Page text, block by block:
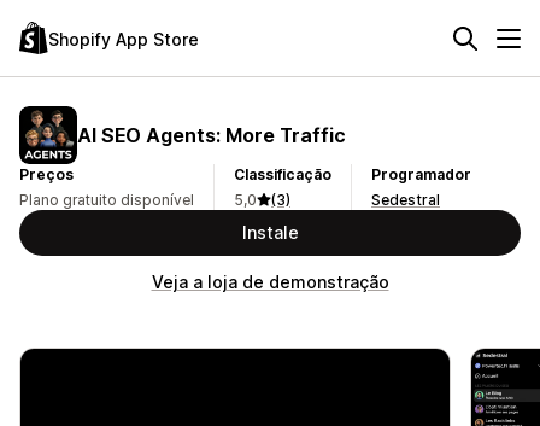
Shopify App Store
AI SEO Agents: More Traffic
Preços
Plano gratuito disponível
Classificação
5,0
(3)
Programador
Sedestral
Instale
Veja a loja de demonstração